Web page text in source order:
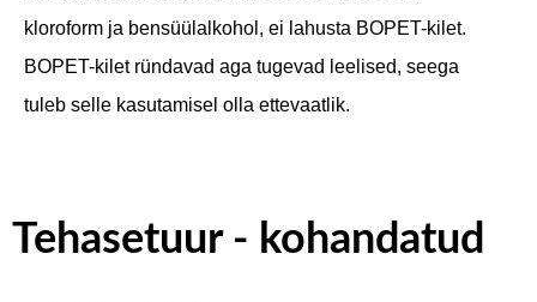
kloroform ja bensüülalkohol, ei lahusta BOPET-kilet.
BOPET-kilet ründavad aga tugevad leelised, seega
tuleb selle kasutamisel olla ettevaatlik.
Tehasetuur - kohandatud